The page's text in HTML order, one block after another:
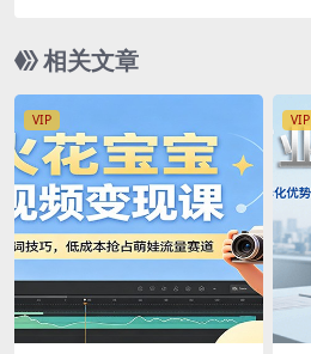
相关文章
VIP VIP